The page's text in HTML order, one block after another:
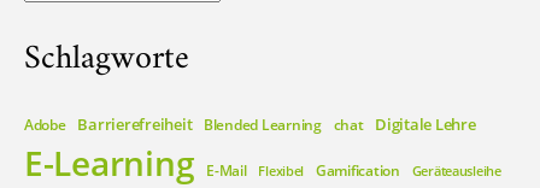
Schlagworte
Adobe Barrierefreiheit Blended Learning chat Digitale Lehre
E-Learning E-Mail Flexibel Gamification Geräteausleihe